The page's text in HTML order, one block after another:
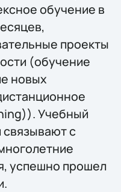
обучение в
проекты
(обучение
новых
Учебный
с
успешно прошел